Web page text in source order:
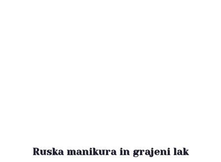
Ruska manikura in grajeni lak